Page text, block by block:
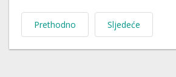
Prethodno Sljedeće